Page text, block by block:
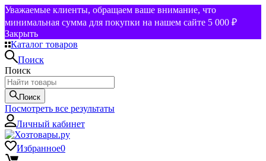
Уважаемые клиенты, обращаем ваше внимание, что
минимальная сумма для покупки на нашем сайте 5 000 ₽
Закрыть
Каталог товаров
Поиск
Поиск
Поиск
Посмотреть все результаты
Личный кабинет
Избранное0